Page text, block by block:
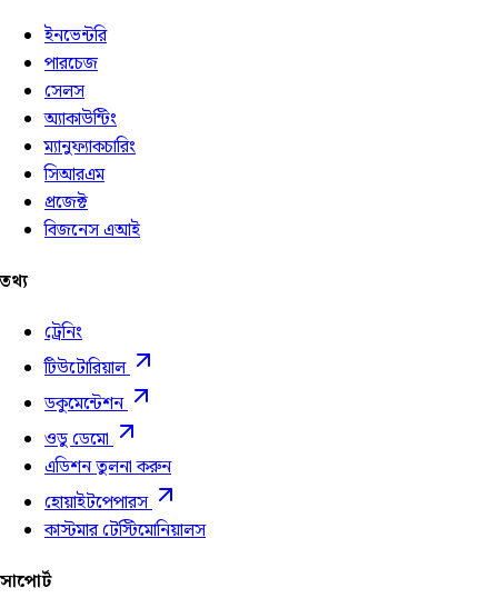
ইনভেন্টরি
পারচেজ
সেলস
অ্যাকাউন্টিং
ম্যানুফ্যাকচারিং
সিআরএম
প্রজেক্ট
বিজনেস এআই
তথ্য
ট্রেনিং
টিউটোরিয়াল
ডকুমেন্টেশন
ওডু ডেমো
এডিশন তুলনা করুন
হোয়াইটপেপারস
কাস্টমার টেস্টিমোনিয়ালস
সাপোর্ট